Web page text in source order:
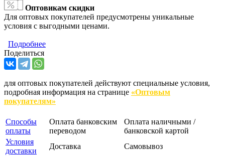
Оптовикам скидки
Для оптовых покупателей предусмотрены уникальные
условия с выгодными ценами.
Подробнее
Поделиться
для оптовых покупателей действуют специальные условия,
подробная информация на странице «Оптовым
покупателям»
Способы
оплаты
Оплата банковским
переводом
Оплата наличными /
банковской картой
Условия
доставки
Доставка Самовывоз